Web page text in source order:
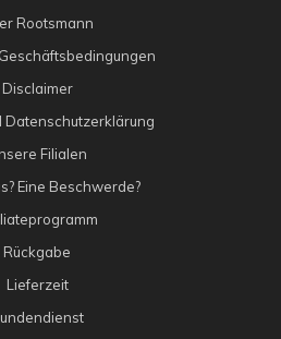
Rootsmann
Disclaimer
Datenschutzerklärung
Filialen
Eine Beschwerde?
Rückgabe
Lieferzeit